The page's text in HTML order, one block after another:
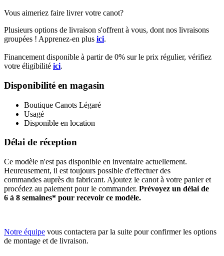
Vous aimeriez faire livrer votre canot?
Plusieurs options de livraison s'offrent à vous, dont nos livraisons
groupées ! Apprenez-en plus ici.
Financement disponible à partir de 0% sur le prix régulier, vérifiez
votre éligibilité ici.
Disponibilité en magasin
Boutique Canots Légaré
Usagé
Disponible en location
Délai de réception
Ce modèle n'est pas disponible en inventaire actuellement.
Heureusement, il est toujours possible d'effectuer des
commandes auprès du fabricant. Ajoutez le canot à votre panier et
procédez au paiement pour le commander. Prévoyez un délai de
6 à 8 semaines* pour recevoir ce modèle.
Notre équipe vous contactera par la suite pour confirmer les options
de montage et de livraison.